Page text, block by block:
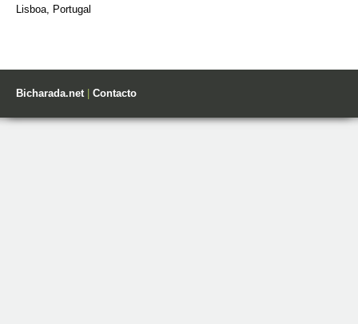
Lisboa, Portugal
Bicharada.net| Contacto